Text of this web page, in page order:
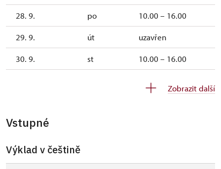
28. 9. po 10.00 – 16.00
29. 9. út uzavřen
30. 9. st 10.00 – 16.00
10.00 – 15.00
27. 10.
28. 10.
Zobrazit další
Vstupné
Výklad v češtině